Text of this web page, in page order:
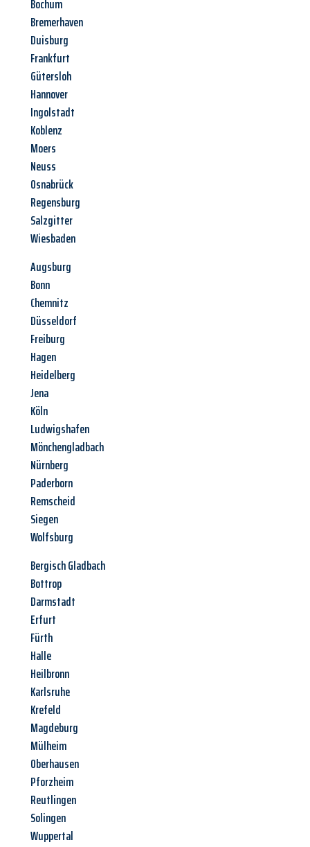
Bochum
Bremerhaven
Duisburg
Frankfurt
Gütersloh
Hannover
Ingolstadt
Koblenz
Moers
Neuss
Osnabrück
Regensburg
Salzgitter
Wiesbaden
Augsburg
Bonn
Chemnitz
Düsseldorf
Freiburg
Hagen
Heidelberg
Jena
Köln
Ludwigshafen
Mönchengladbach
Nürnberg
Paderborn
Remscheid
Siegen
Wolfsburg
Bergisch Gladbach
Bottrop
Darmstadt
Erfurt
Fürth
Halle
Heilbronn
Karlsruhe
Krefeld
Magdeburg
Mülheim
Oberhausen
Pforzheim
Reutlingen
Solingen
Wuppertal